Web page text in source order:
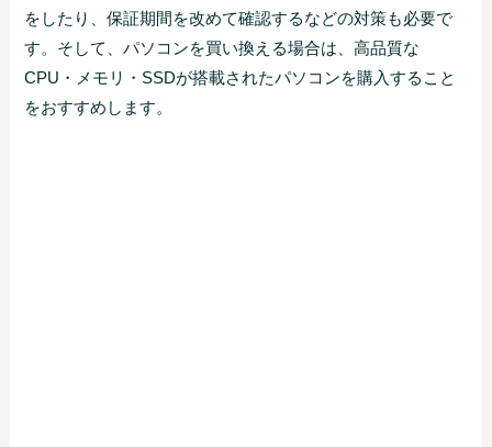
をしたり、保証期間を改めて確認するなどの対策も必要で
す。そして、パソコンを買い換える場合は、高品質な
CPU・メモリ・SSDが搭載されたパソコンを購入すること
をおすすめします。